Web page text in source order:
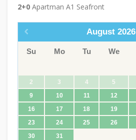
2+0 Apartman A1 Seafront
August 2026
Su Mo Tu We
2
3 4 5
9
10 11 12
16
17 18 19
23
24 25 26
30
31